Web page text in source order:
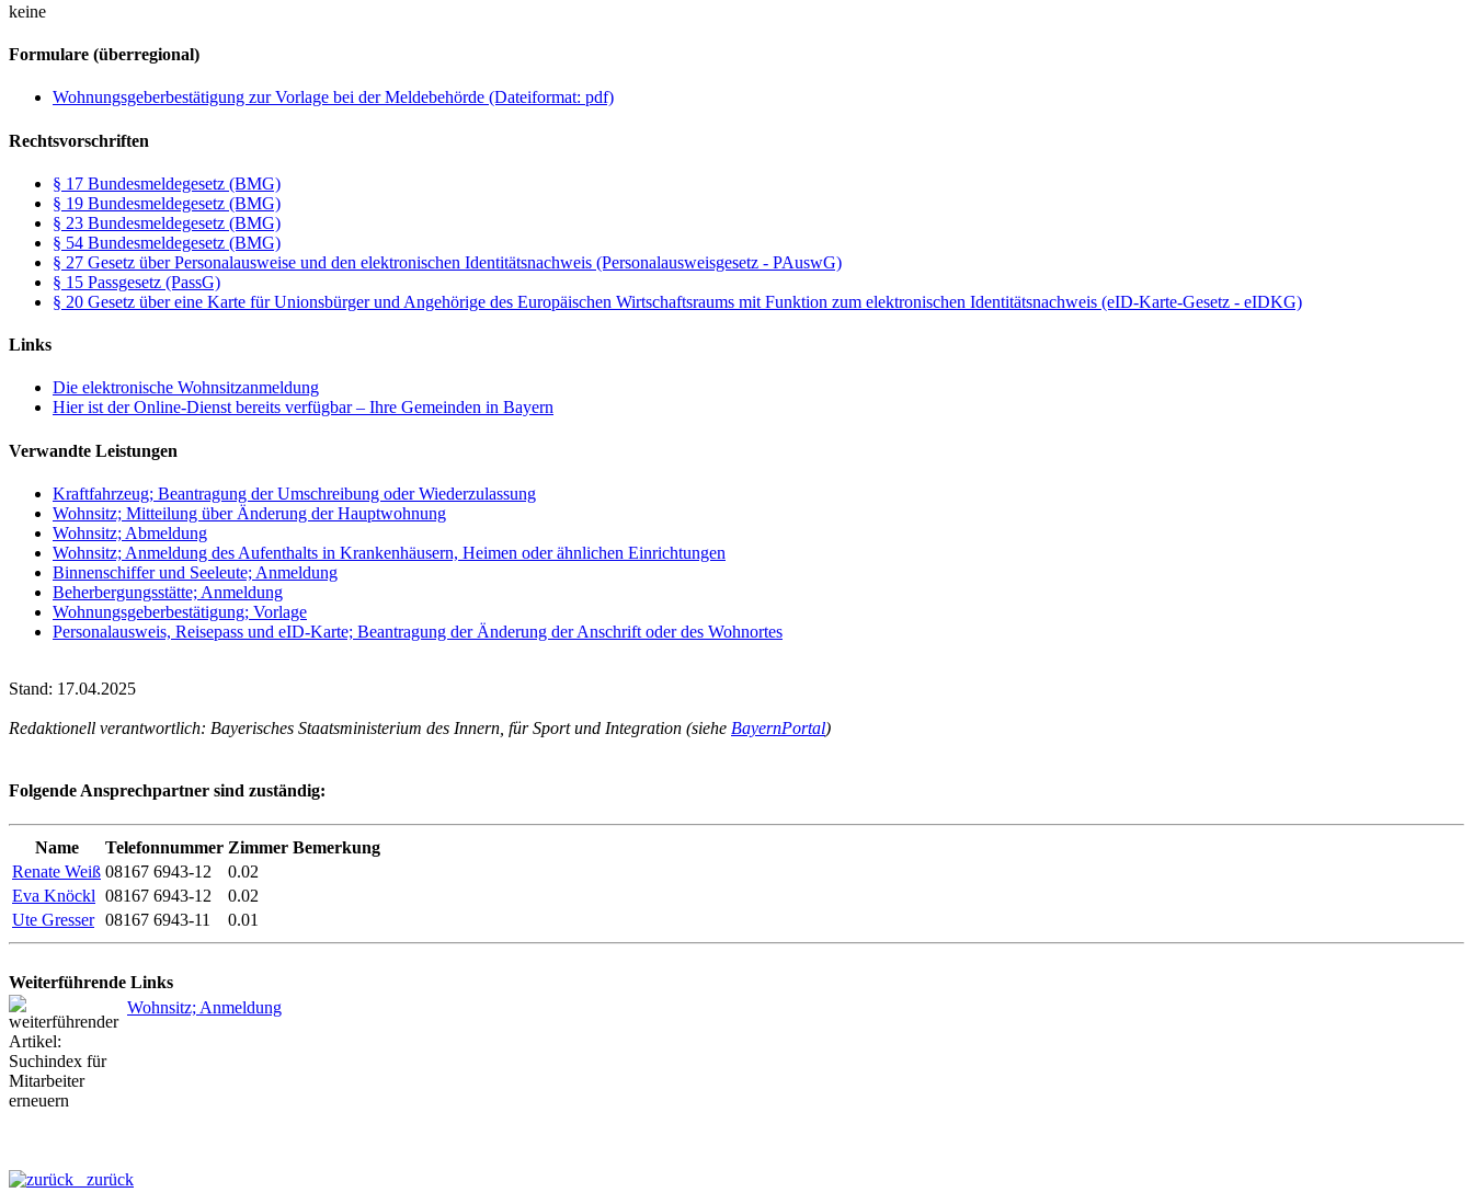
keine
Formulare (überregional)
Wohnungsgeberbestätigung zur Vorlage bei der Meldebehörde (Dateiformat: pdf)
Rechtsvorschriften
§ 17 Bundesmeldegesetz (BMG)
§ 19 Bundesmeldegesetz (BMG)
§ 23 Bundesmeldegesetz (BMG)
§ 54 Bundesmeldegesetz (BMG)
§ 27 Gesetz über Personalausweise und den elektronischen Identitätsnachweis (Personalausweisgesetz - PAuswG)
§ 15 Passgesetz (PassG)
§ 20 Gesetz über eine Karte für Unionsbürger und Angehörige des Europäischen Wirtschaftsraums mit Funktion zum elektronischen Identitätsnachweis (eID-Karte-Gesetz - eIDKG)
Links
Die elektronische Wohnsitzanmeldung
Hier ist der Online-Dienst bereits verfügbar – Ihre Gemeinden in Bayern
Verwandte Leistungen
Kraftfahrzeug; Beantragung der Umschreibung oder Wiederzulassung
Wohnsitz; Mitteilung über Änderung der Hauptwohnung
Wohnsitz; Abmeldung
Wohnsitz; Anmeldung des Aufenthalts in Krankenhäusern, Heimen oder ähnlichen Einrichtungen
Binnenschiffer und Seeleute; Anmeldung
Beherbergungsstätte; Anmeldung
Wohnungsgeberbestätigung; Vorlage
Personalausweis, Reisepass und eID-Karte; Beantragung der Änderung der Anschrift oder des Wohnortes
Stand: 17.04.2025
Redaktionell verantwortlich: Bayerisches Staatsministerium des Innern, für Sport und Integration (siehe BayernPortal)
Folgende Ansprechpartner sind zuständig:
Name Telefonnummer Zimmer Bemerkung
Renate Weiß 08167 6943-12
0.02
Eva Knöckl 08167 6943-12
0.02
Ute Gresser 08167 6943-11 0.01
Weiterführende Links
Wohnsitz; Anmeldung
zurück